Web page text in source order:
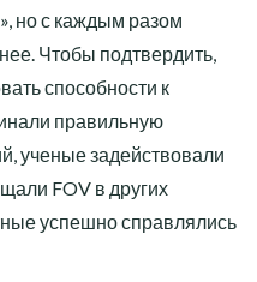
но с каждым разом
Чтобы подтвердить,
способности к
правильную
ученые задействовали
FOV в других
успешно справлялись